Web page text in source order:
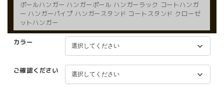
ポールハンガー ハンガーポール ハンガーラック コートハンガ
ー ハンガーパイプ ハンガースタンド コートスタンド クローゼ
ットハンガー
カラー
ご確認ください